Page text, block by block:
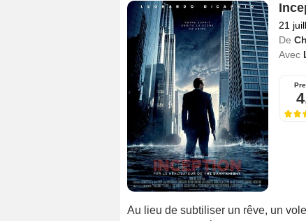
21
De
Avec
Au lieu de subtiliser un rêve, un